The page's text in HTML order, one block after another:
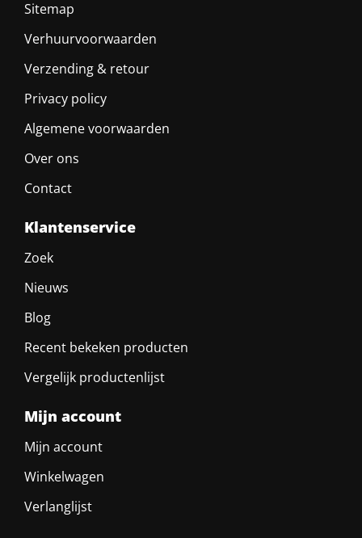
Sitemap
Verhuurvoorwaarden
Verzending & retour
Privacy policy
Algemene voorwaarden
Over ons
Contact
Klantenservice
Zoek
Nieuws
Blog
Recent bekeken producten
Vergelijk productenlijst
Mijn account
Mijn account
Winkelwagen
Verlanglijst